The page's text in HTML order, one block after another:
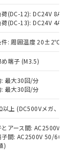
荷(DC-12): DC24V 8A/
荷(DC-13): DC24V 4A/
件: 周囲温度 20±2℃、
端子 (M3.5)
: 最大30回/分
: 最大30回/分
以上 (DC500Vメガ、点
とアース間: AC2500V
子間: AC2500V 50/
)
業取扱
価格
ので
には、
もある
果は、
の非含
のある
質）の
出す予
質）の
認中の
として
などや
RoHSの
の
。
お問
、外国
商品